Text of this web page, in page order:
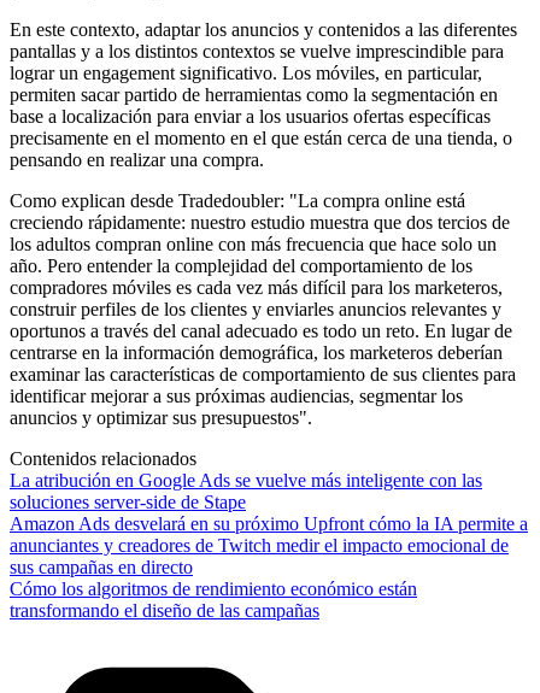
En este contexto, adaptar los anuncios y contenidos a las diferentes
pantallas y a los distintos contextos se vuelve imprescindible para
lograr un engagement significativo. Los móviles, en particular,
permiten sacar partido de herramientas como la segmentación en
base a localización para enviar a los usuarios ofertas específicas
precisamente en el momento en el que están cerca de una tienda, o
pensando en realizar una compra.
Como explican desde Tradedoubler: "La compra online está
creciendo rápidamente: nuestro estudio muestra que dos tercios de
los adultos compran online con más frecuencia que hace solo un
año. Pero entender la complejidad del comportamiento de los
compradores móviles es cada vez más difícil para los marketeros,
construir perfiles de los clientes y enviarles anuncios relevantes y
oportunos a través del canal adecuado es todo un reto. En lugar de
centrarse en la información demográfica, los marketeros deberían
examinar las características de comportamiento de sus clientes para
identificar mejorar a sus próximas audiencias, segmentar los
anuncios y optimizar sus presupuestos".
Contenidos relacionados
La atribución en Google Ads se vuelve más inteligente con las
soluciones server-side de Stape
Amazon Ads desvelará en su próximo Upfront cómo la IA permite a
anunciantes y creadores de Twitch medir el impacto emocional de
sus campañas en directo
Cómo los algoritmos de rendimiento económico están
transformando el diseño de las campañas